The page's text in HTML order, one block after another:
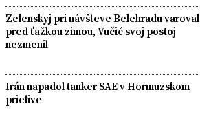
Zelenskyj pri návšteve Belehradu varoval
pred ťažkou zimou, Vučić svoj postoj
nezmenil
Irán napadol tanker SAE v Hormuzskom
prielive